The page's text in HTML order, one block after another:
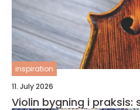
inspiration
11. July 2026
Violin bygning i